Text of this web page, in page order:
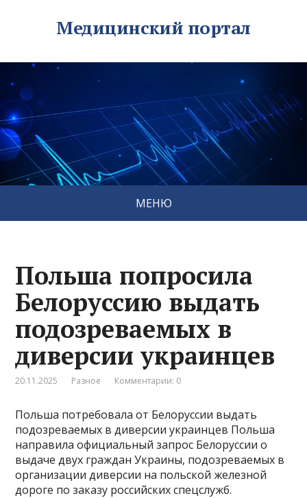
Медицинский портал
МЕНЮ
Польша попросила
Белоруссию выдать
подозреваемых в
диверсии украинцев
20.11.2025 Разное Комментарии: 0
Польша потребовала от Белоруссии выдать
подозреваемых в диверсии украинцев Польша
направила официальный запрос Белоруссии о
выдаче двух граждан Украины, подозреваемых в
организации диверсии на польской железной
дороге по заказу российских спецслужб.